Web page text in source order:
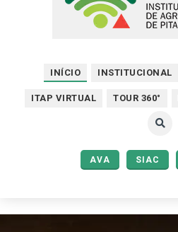
AVA SIAC
INÍCIO INSTITUCIONAL
ITAP VIRTUAL TOUR 360°